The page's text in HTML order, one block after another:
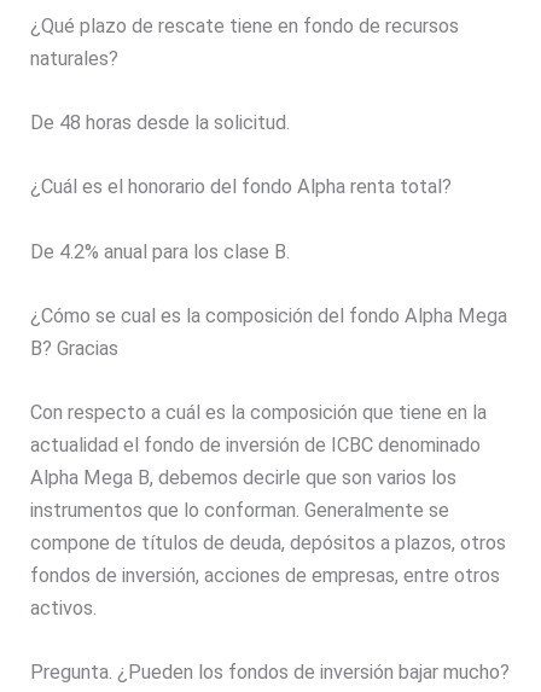
¿Qué plazo de rescate tiene en fondo de recursos
naturales?
De 48 horas desde la solicitud.
¿Cuál es el honorario del fondo Alpha renta total?
De 4.2% anual para los clase B.
¿Cómo se cual es la composición del fondo Alpha Mega
B? Gracias
Con respecto a cuál es la composición que tiene en la
actualidad el fondo de inversión de ICBC denominado
Alpha Mega B, debemos decirle que son varios los
instrumentos que lo conforman. Generalmente se
compone de títulos de deuda, depósitos a plazos, otros
fondos de inversión, acciones de empresas, entre otros
activos.
Pregunta. ¿Pueden los fondos de inversión bajar mucho?